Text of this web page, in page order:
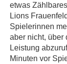
etwas
Lions
Spielerinnen
aber nicht, über
Leistung
Minuten vor